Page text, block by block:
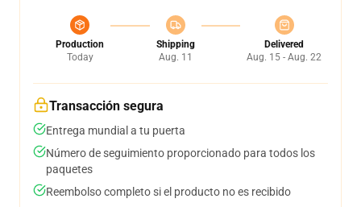
Production
Today
Shipping
Aug. 11
Delivered
Aug. 15 - Aug. 22
Transacción segura
Entrega mundial a tu puerta
Número de seguimiento proporcionado para todos los
paquetes
Reembolso completo si el producto no es recibido